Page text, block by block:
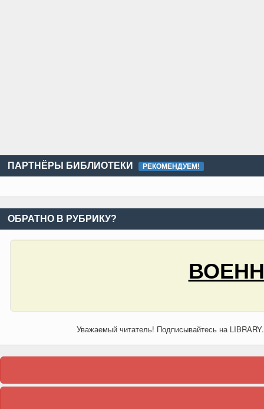
ПАРТНЁРЫ БИБЛИОТЕКИ РЕКОМЕНДУЕМ!
ОБРАТНО В РУБРИКУ?
Уважаемый читатель! Подписывайтесь на